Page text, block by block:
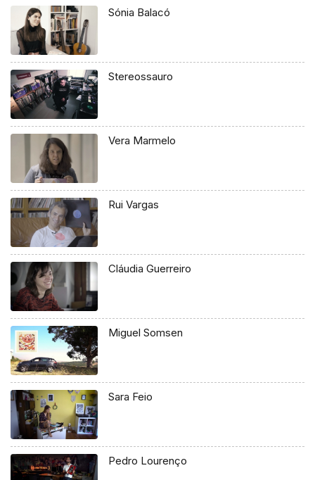
Sónia Balacó
Stereossauro
Vera Marmelo
Rui Vargas
Cláudia Guerreiro
Miguel Somsen
Sara Feio
Pedro Lourenço